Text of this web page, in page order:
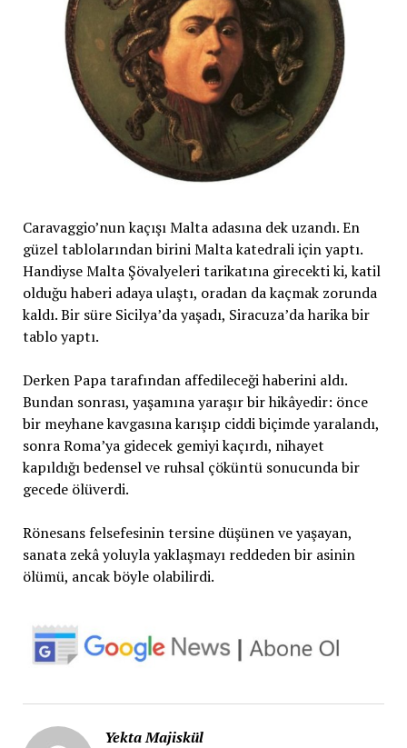
Caravaggio’nun kaçışı Malta adasına dek uzandı. En
güzel tablolarından birini Malta katedrali için yaptı.
Handiyse Malta Şövalyeleri tarikatına girecekti ki, katil
olduğu haberi adaya ulaştı, oradan da kaçmak zorunda
kaldı. Bir süre Sicilya’da yaşadı, Siracuza’da harika bir
tablo yaptı.
Derken Papa tarafından affedileceği haberini aldı.
Bundan sonrası, yaşamına yaraşır bir hikâyedir: önce
bir meyhane kavgasına karışıp ciddi biçimde yaralandı,
sonra Roma’ya gidecek gemiyi kaçırdı, nihayet
kapıldığı bedensel ve ruhsal çöküntü sonucunda bir
gecede ölüverdi.
Rönesans felsefesinin tersine düşünen ve yaşayan,
sanata zekâ yoluyla yaklaşmayı reddeden bir asinin
ölümü, ancak böyle olabilirdi.
Yekta Majiskül